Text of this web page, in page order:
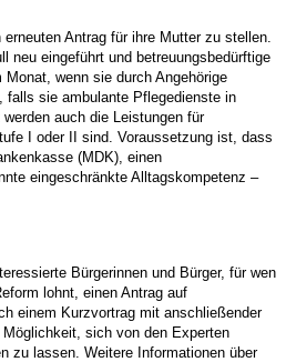
Antrag für ihre Mutter zu stellen.
neu eingeführt und betreuungsbedürftige
wenn sie durch Angehörige
falls sie ambulante Pflegedienste in
auch die Leistungen für
I oder II sind. Voraussetzung ist, dass
(MDK), einen
eingeschränkte Alltagskompetenz –
Bürgerinnen und Bürger, für wen
lohnt, einen Antrag auf
einem Kurzvortrag mit anschließender
sich von den Experten
zu lassen. Weitere Informationen über